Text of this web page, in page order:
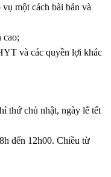
một cách bài bản và
cao;
và các quyền lợi khác
thứ chủ nhật, ngày lễ tết
đến 12h00. Chiều từ